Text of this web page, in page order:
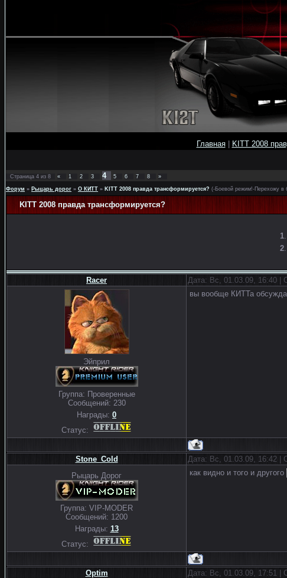
Главная| KITT 2008
Страница 4 из 8 « 1 2 3 4 5 6 7 8 »
Форум » Рыцарь дорог » О КИТТ » KITT 2008 правда трансформируется? (-Боевой режим!-Перехожу в
KITT 2008 правда трансформируется?
1.
2.
Racer Дата: Вс, 01.03.09, 16:40 |
Эйприл
Группа: Проверенные
Сообщений: 230
Награды: 0
Статус:
вы вообще КИТТа
Stone_Cold Дата: Вс, 01.03.09, 16:42 |
Рыцарь Дорог
Группа: VIP-MODER
Сообщений: 1200
Награды: 13
Статус:
как видно и того и другого
Optim Дата: Вс, 01.03.09, 17:51 |